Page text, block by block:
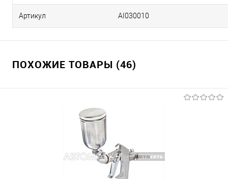
Артикул AI030010
ПОХОЖИЕ ТОВАРЫ (46)